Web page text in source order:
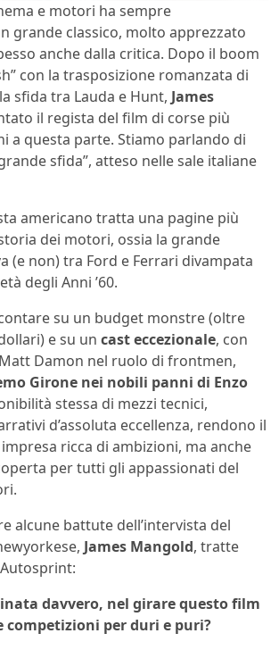
e motori ha sempre
grande classico, molto apprezzato
anche dalla critica. Dopo il boom
con la trasposizione romanzata di
sfida tra Lauda e Hunt, James
il regista del film di corse più
a questa parte. Stiamo parlando di
grande sfida”, atteso nelle sale italiane
americano tratta una pagine più
dei motori, ossia la grande
(e non) tra Ford e Ferrari divampata
degli Anni ’60.
su un budget monstre (oltre
e su un cast eccezionale, con
Damon nel ruolo di frontmen,
Girone nei nobili panni di Enzo
stessa di mezzi tecnici,
d’assoluta eccellenza, rendono il
ricca di ambizioni, ma anche
per tutti gli appassionati del
alcune battute dell’intervista del
James Mangold, tratte
davvero, nel girare questo film
per duri e puri?